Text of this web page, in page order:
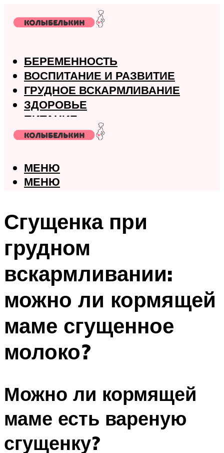
БЕРЕМЕННОСТЬ
ВОСПИТАНИЕ И РАЗВИТИЕ
ГРУДНОЕ ВСКАРМЛИВАНИЕ
ЗДОРОВЬЕ
ПИТАНИЕ
РОДЫ
МЕНЮ
МЕНЮ
Сгущенка при
грудном
вскармливании:
можно ли кормящей
маме сгущенное
молоко?
Можно ли кормящей
маме есть вареную
сгущенку?